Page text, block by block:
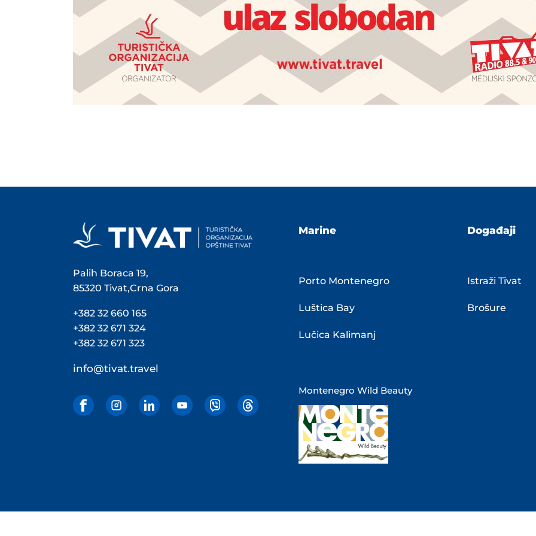
Palih Boraca 19,
85320 Tivat,Crna Gora
+382 32 660 165
+382 32 671 324
+382 32 671 323
info@tivat.travel
Marine
Porto Montenegro
Luštica Bay
Lučica Kalimanj
Montenegro Wild Beauty
Događaji
Istraži Tivat
Brošure